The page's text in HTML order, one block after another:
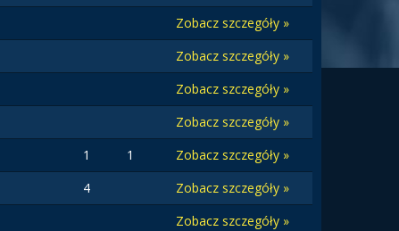
Zobacz szczegóły »
Zobacz szczegóły »
Zobacz szczegóły »
Zobacz szczegóły »
1 1
Zobacz szczegóły »
4
Zobacz szczegóły »
Zobacz szczegóły »